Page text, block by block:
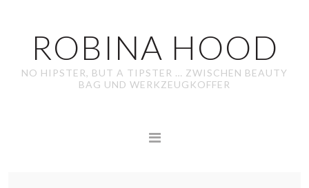
ROBINA HOOD
NO HIPSTER, BUT A TIPSTER … ZWISCHEN BEAUTY
BAG UND WERKZEUGKOFFER